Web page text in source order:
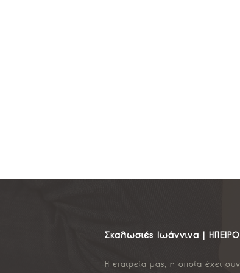
Σκαλωσιές Ιωάννινα |
Η εταιρεία μας, η οποία έχει